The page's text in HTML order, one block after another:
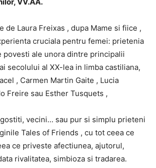
de Laura Freixas , dupa Mame si fiice ,
cruciala pentru femei: prietenia
povesti ale unora dintre principalii
secolului al XX-lea in limba castiliana,
, Carmen Martin Gaite , Lucia
Freire sau Esther Tusquets ,
vecini… sau pur si simplu prieteni
Tales of Friends , cu tot ceea ce
ce priveste afectiunea, ajutorul,
rivalitatea, simbioza si tradarea.